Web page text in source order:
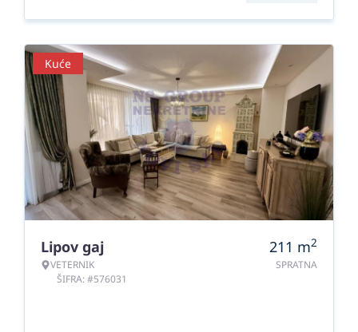
Kuće
Lipov gaj
VETERNIK
ŠIFRA: #576031
211 m2
SPRATNA